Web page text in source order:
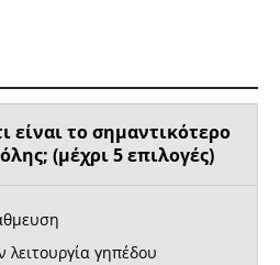
είναι το σημαντικότερο
(μέχρι 5 επιλογές)
λειτουργία γηπέδου